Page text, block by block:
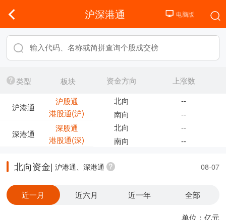
沪深港通
类型 板块
沪港通
沪股通
港股通(沪)
深港通
深股通
港股通(深)
资金方向
上涨数
北向
--
南向
--
北向
--
南向
--
北向资金| 沪港通、深港通 08-07
近一月 近六月 近一年 全部
单位：亿元